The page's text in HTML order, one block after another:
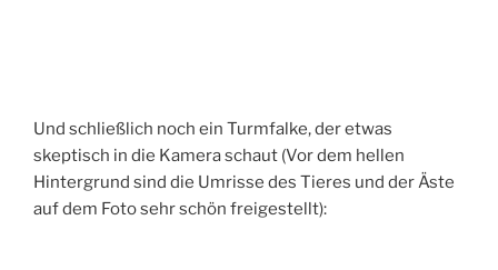
Und schließlich noch ein Turmfalke, der etwas
skeptisch in die Kamera schaut (Vor dem hellen
Hintergrund sind die Umrisse des Tieres und der Äste
auf dem Foto sehr schön freigestellt):